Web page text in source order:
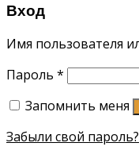
Вход
Имя пользователя
Пароль *
Запомнить меня
Забыли свой пароль?